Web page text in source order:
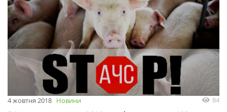
4 жовтня 2018 Новини 84